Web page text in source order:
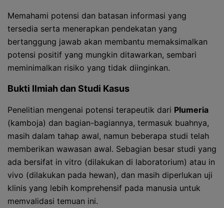
Memahami potensi dan batasan informasi yang
tersedia serta menerapkan pendekatan yang
bertanggung jawab akan membantu memaksimalkan
potensi positif yang mungkin ditawarkan, sembari
meminimalkan risiko yang tidak diinginkan.
Bukti Ilmiah dan Studi Kasus
Penelitian mengenai potensi terapeutik dari Plumeria
(kamboja) dan bagian-bagiannya, termasuk buahnya,
masih dalam tahap awal, namun beberapa studi telah
memberikan wawasan awal. Sebagian besar studi yang
ada bersifat in vitro (dilakukan di laboratorium) atau in
vivo (dilakukan pada hewan), dan masih diperlukan uji
klinis yang lebih komprehensif pada manusia untuk
memvalidasi temuan ini.